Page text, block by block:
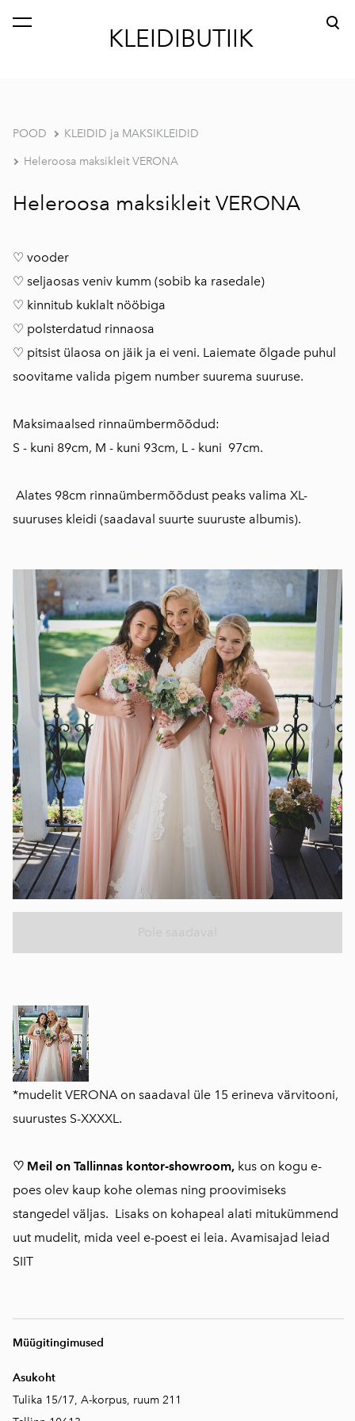
KLEIDIBUTIIK
lisati ostukorvi. Vaata ostukorvi
POOD KLEIDID ja MAKSIKLEIDID
Heleroosa maksikleit VERONA
*mudelit VERONA on saadaval üle 15 erineva värvitooni,
suurustes S-XXXXL.
♡ Meil on Tallinnas kontor-showroom, kus on kogu e-
poes olev kaup kohe olemas ning proovimiseks
stangedel väljas. Lisaks on kohapeal alati mitukümmend
uut mudelit, mida veel e-poest ei leia. Avamisajad leiad
SIIT
Heleroosa maksikleit VERONA
♡ vooder
♡ seljaosas veniv kumm (sobib ka rasedale)
♡ kinnitub kuklalt nööbiga
♡ polsterdatud rinnaosa
♡ pitsist ülaosa on jäik ja ei veni. Laiemate õlgade puhul
soovitame valida pigem number suurema suuruse.
Maksimaalsed rinnaümbermõõdud:
S - kuni 89cm, M - kuni 93cm, L - kuni 97cm.
Alates 98cm rinnaümbermõõdust peaks valima XL-
suuruses kleidi (saadaval suurte suuruste albumis).
Müügitingimused
Asukoht
Tulika 15/17, A-korpus, ruum 211